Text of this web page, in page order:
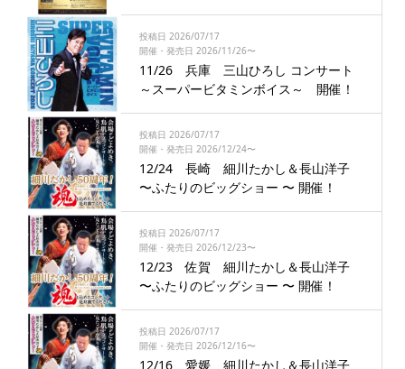
投稿日 2026/07/17
開催・発売日 2026/11/26〜
11/26 兵庫 三山ひろし コンサート
～スーパービタミンボイス～ 開催！
投稿日 2026/07/17
開催・発売日 2026/12/24〜
12/24 長崎 細川たかし＆長山洋子
〜ふたりのビッグショー 〜 開催！
投稿日 2026/07/17
開催・発売日 2026/12/23〜
12/23 佐賀 細川たかし＆長山洋子
〜ふたりのビッグショー 〜 開催！
投稿日 2026/07/17
開催・発売日 2026/12/16〜
12/16 愛媛 細川たかし＆長山洋子